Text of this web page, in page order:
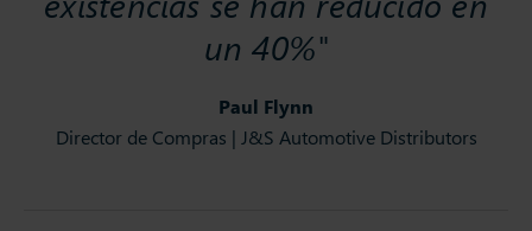
Paul Flynn
Director de Compras | J&S Automotive Distributors
un 40%"